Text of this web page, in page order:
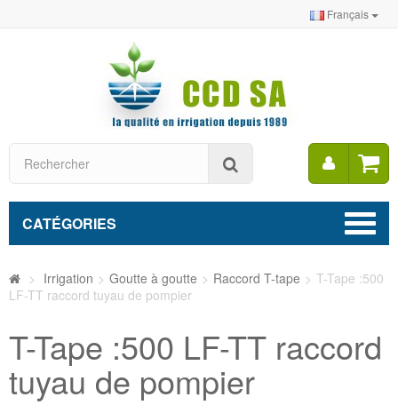
Français
Mon
CATÉGORIES
> Irrigation > Goutte à goutte > Raccord T-tape > T-Tape :500
LF-TT raccord tuyau de pompier
T-Tape :500 LF-TT raccord
tuyau de pompier